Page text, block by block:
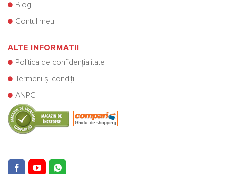
Blog
Contul meu
ALTE INFORMATII
Politica de confidențialitate
Termeni și condiții
ANPC